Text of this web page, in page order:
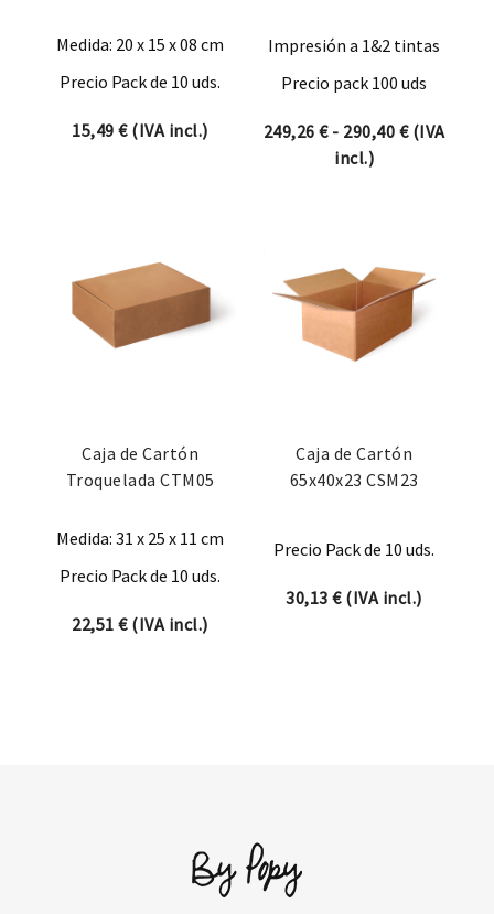
Medida: 20 x 15 x 08 cm
Precio Pack de 10 uds.
15,49€(IVA incl.)
Impresión a 1&2 tintas
Precio pack 100 uds
249,26 € - 290,40 €Rango de
(IVA
incl.)
Caja de Cartón
Troquelada CTM05
Medida: 31 x 25 x 11 cm
Precio Pack de 10 uds.
22,51€(IVA incl.)
Caja de Cartón
65x40x23 CSM23
Precio Pack de 10 uds.
30,13€(IVA incl.)